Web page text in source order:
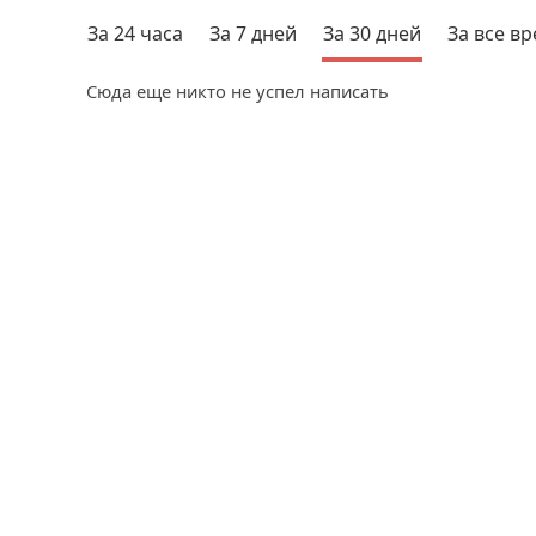
За 24 часа За 7 дней За 30 дней За все
Сюда еще никто не успел написать